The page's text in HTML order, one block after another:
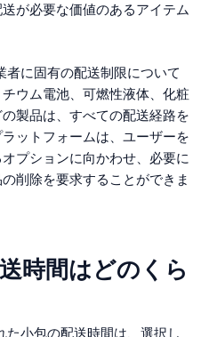
が必要な価値のあるアイテム
に固有の配送制限について
ウム電池、可燃性液体、化粧
製品は、すべての配送経路を
ットフォームは、ユーザーを
プションに向かわせ、必要に
削除を要求することができま
時間はどのくら
小包の配送時間は、選択し